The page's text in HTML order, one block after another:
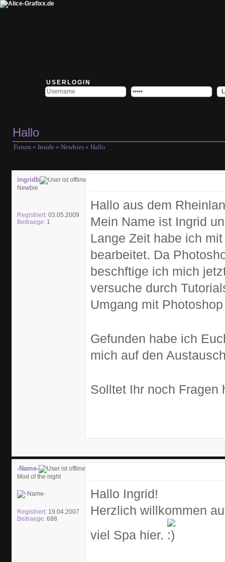
USERLOGIN
Hallo
Forum » Inside » Newbies » Hallo
ingridb
Newbie
Registriert: 03.05.2009
Beitraege: 1
Hallo aus dem
Mein Name ist Ingrid
Lange Zeit habe ich
bearbeitet. Da
beschftige ich mich
versuche durch
Umgang mit
Gefunden habe ich
mich auf den
Solltet Ihr noch Fragen
-Name-
Mod of the night
Registriert: 19.04.2007
Beitraege: 688
Hallo Ingrid!
Herzlich willkommen
viel Spa hier.